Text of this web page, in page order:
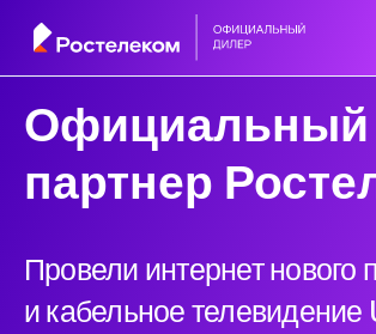
Официальный
партнер
Провели интернет нового
и кабельное